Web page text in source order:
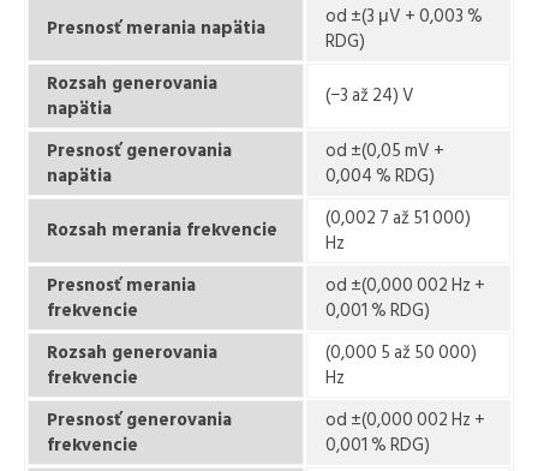
Presnosť merania napätia
od ±(3 μV + 0,003 %
RDG)
Rozsah generovania
napätia
(−3 až 24) V
Presnosť generovania
napätia
od ±(0,05 mV +
0,004 % RDG)
Rozsah merania frekvencie
(0,002 7 až 51 000)
Hz
Presnosť merania
frekvencie
od ±(0,000 002 Hz +
0,001 % RDG)
Rozsah generovania
frekvencie
(0,000 5 až 50 000)
Hz
Presnosť generovania
frekvencie
od ±(0,000 002 Hz +
0,001 % RDG)